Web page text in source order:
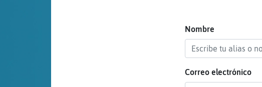
Nombre
Correo electrónico